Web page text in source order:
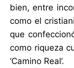
bien, entre
como el
que
como riqueza
‘Camino Real’.